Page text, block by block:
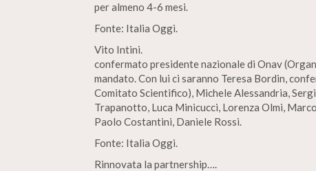
per almeno 4-6 mesi.
Fonte: Italia Oggi.
Vito Intini.
confermato presidente nazionale di Onav
mandato. Con lui ci saranno Teresa Bordin,
Comitato Scientifico), Michele Alessandria,
Trapanotto, Luca Minicucci, Lorenza Olmi,
Paolo Costantini, Daniele Rossi.
Fonte: Italia Oggi.
Rinnovata la partnership….